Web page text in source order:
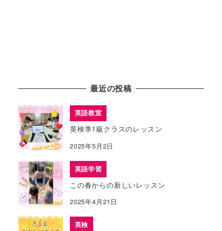
最近の投稿
英語教室
英検準1級クラスのレッスン
2025年5月2日
英語学習
この春からの新しいレッスン
2025年4月21日
英検